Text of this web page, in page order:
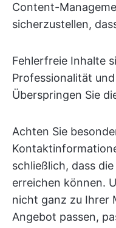
Content-
sicherzustellen,
Fehlerfreie Inhalte
Professionalität
Überspringen Sie
Achten Sie
schließlich, dass
erreichen können.
nicht ganz zu Ihrer
Angebot passen,